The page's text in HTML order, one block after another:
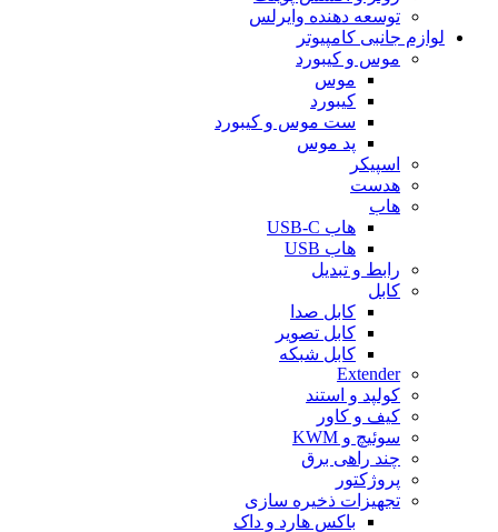
توسعه دهنده وایرلس
لوازم جانبی کامپیوتر
موس و کیبورد
موس
کیبورد
ست موس و کیبورد
پد موس
اسپیکر
هدست
هاب
هاب USB-C
هاب USB
رابط و تبدیل
کابل
کابل صدا
کابل تصویر
کابل شبکه
Extender
کولپد و استند
کیف و کاور
سوئیچ و KWM
چند راهی برق
پروژکتور
تجهیزات ذخیره سازی
باکس هارد و داک